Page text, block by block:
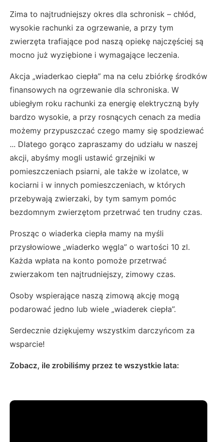
Zima to najtrudniejszy okres dla schronisk – chłód,
wysokie rachunki za ogrzewanie, a przy tym
zwierzęta trafiające pod naszą opiekę najczęściej są
mocno już wyziębione i wymagające leczenia.
Akcja „wiaderkao ciepła” ma na celu zbiórkę środków
finansowych na ogrzewanie dla schroniska. W
ubiegłym roku rachunki za energię elektryczną były
bardzo wysokie, a przy rosnących cenach za media
możemy przypuszczać czego mamy się spodziewać
... Dlatego gorąco zapraszamy do udziału w naszej
akcji, abyśmy mogli ustawić grzejniki w
pomieszczeniach psiarni, ale także w izolatce, w
kociarni i w innych pomieszczeniach, w których
przebywają zwierzaki, by tym samym pomóc
bezdomnym zwierzętom przetrwać ten trudny czas.
Prosząc o wiaderka ciepła mamy na myśli
przysłowiowe „wiaderko węgla” o wartości 10 zl.
Każda wpłata na konto pomoże przetrwać
zwierzakom ten najtrudniejszy, zimowy czas.
Osoby wspierające naszą zimową akcję mogą
podarować jedno lub wiele „wiaderek ciepła”.
Serdecznie dziękujemy wszystkim darczyńcom za
wsparcie!
Zobacz, ile zrobiliśmy przez te wszystkie lata: